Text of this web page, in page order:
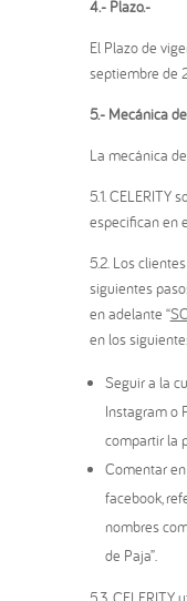
4.- Plazo.-
El Plazo de
septiembre de
5.- Mecánica
La mecánica
5.1. CELERITY
especifican en
5.2. Los
siguientes
en adelante “
en los
Seguir a la
Instagram o
compartir la
Comentar
facebook,
nombres
de Paja”.